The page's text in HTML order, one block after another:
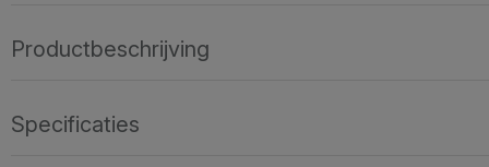
Productbeschrijving
Specificaties